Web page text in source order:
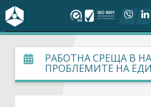
За БСК
На фокус
РАБОТНА СРЕЩА В
ПРОБЛЕМИТЕ НА